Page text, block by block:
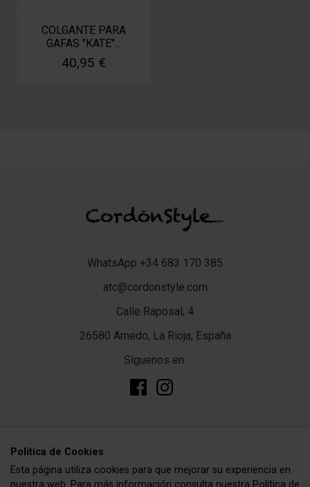
COLGANTE PARA
GAFAS "KATE"...
40,95 €
WhatsApp +34 683 170 385
atc@cordonstyle.com
Calle Raposal, 4
26580 Arnedo, La Rioja, España
Síguenos en:
Complementos
CORDÓNSTYLE add
Polí­tica de Cookies
Esta página utiliza cookies para que mejorar su experiencia en
nuestra web. Para más información consulta nuestra Política de